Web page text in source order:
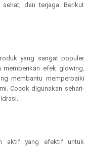
dan terjaga. Berikut
yang sangat populer
memberikan efek glowing.
membantu memperbaiki
Cocok digunakan sehari-
aktif yang efektif untuk